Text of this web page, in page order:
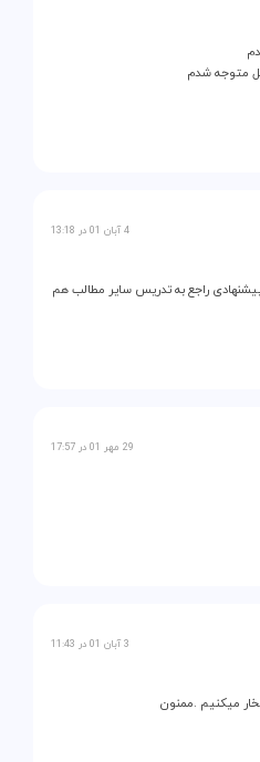
متوجه شدم
4 آبان 01 در 13:18
راجع به تدریس سایر مطالب هم
29 مهر 01 در 17:57
3 آبان 01 در 11:43
میکنیم .ممنون